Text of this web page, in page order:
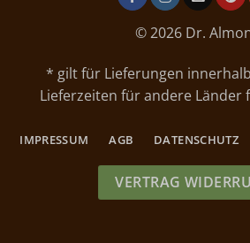
© 2026 Dr.
* gilt für Lieferungen
Lieferzeiten für andere Länder
IMPRESSUM AGB DATENSCHUTZ
VERTRAG